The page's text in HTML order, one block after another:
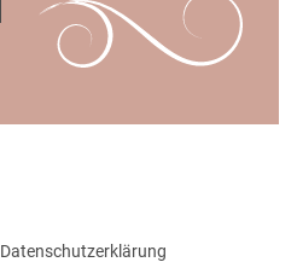
Datenschutzerklärung